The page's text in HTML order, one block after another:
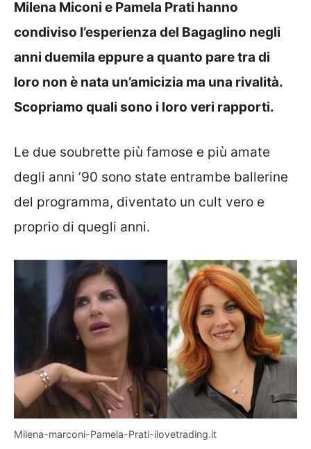
Milena Miconi e Pamela Prati hanno
condiviso l’esperienza del Bagaglino negli
anni duemila eppure a quanto pare tra di
loro non è nata un’amicizia ma una rivalità.
Scopriamo quali sono i loro veri rapporti.
Le due soubrette più famose e più amate
degli anni ’90 sono state entrambe ballerine
del programma, diventato un cult vero e
proprio di quegli anni.
Milena-marconi-Pamela-Prati-ilovetrading.it